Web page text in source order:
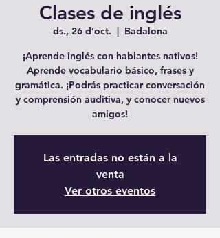
Clases de inglés
ds., 26 d’oct.
  |
Badalona
¡Aprende inglés con hablantes nativos!
Aprende vocabulario básico, frases y
gramática. ¡Podrás practicar conversación
y comprensión auditiva, y conocer nuevos
amigos!
Las entradas no están a la
venta
Ver otros eventos